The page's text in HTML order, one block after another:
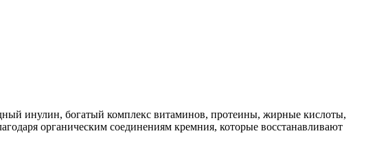
инулин, богатый комплекс витаминов, протеины, жирные кислоты,
органическим соединениям кремния, которые восстанавливают